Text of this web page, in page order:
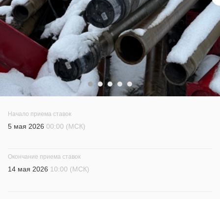
Начало приема ставок
5 мая 2026 00:00 (МСК)
Окончание приема ставок
14 мая 2026 10:00 (МСК)